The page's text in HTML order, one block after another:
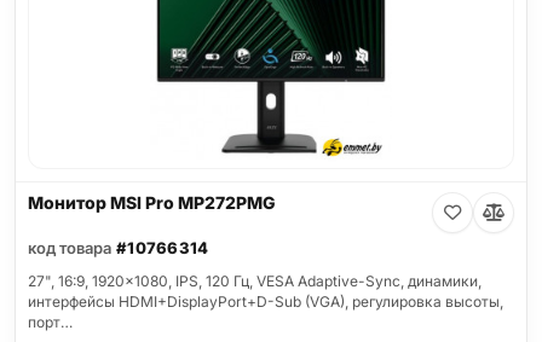
Монитор MSI Pro MP272PMG
код товара #10766314
27", 16:9, 1920x1080, IPS, 120 Гц, VESA Adaptive-Sync, динамики,
интерфейсы HDMI+DisplayPort+D-Sub (VGA), регулировка высоты,
порт…